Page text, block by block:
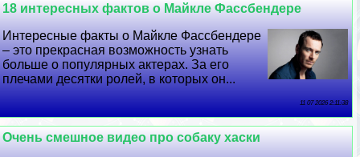
18 интересных фактов о Майкле Фассбендере
Интересные факты о Майкле Фассбендере
– это прекрасная возможность узнать
больше о популярных актерах. За его
плечами десятки ролей, в которых он...
11 07 2026 2:11:38
Очень смешное видео про собаку хаски